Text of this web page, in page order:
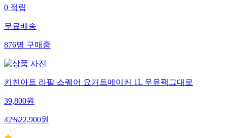
0적립
무료배송
876명구매중
키친아트 라팔 스퀘어 요거트메이커 1L 우유팩그대로
39,800원
42%22,900원